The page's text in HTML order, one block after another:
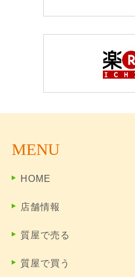
MENU
HOME
店舗情報
質屋で売る
質屋で買う